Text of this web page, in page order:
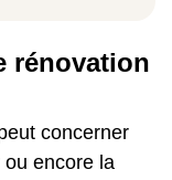
rénovation
concerner
ou encore la